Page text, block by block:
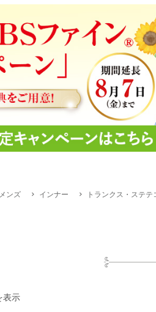
メンズ インナー トランクス・ステテ
表示